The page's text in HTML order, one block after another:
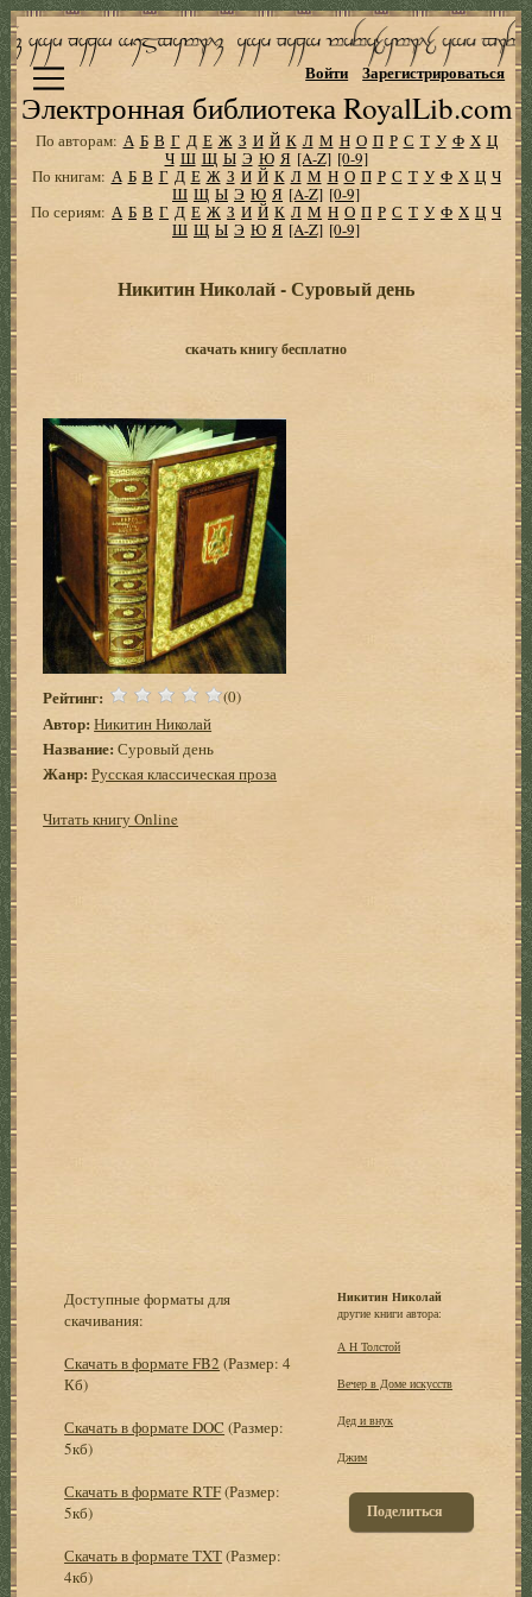
Электронная библиотека RoyalLib.com
Войти Зарегистрироваться
По авторам: А Б В Г Д Е Ж З И Й К Л М Н О П Р С Т У Ф Х Ц
Ч Ш Щ Ы Э Ю Я [A-Z] [0-9]
По книгам: А Б В Г Д Е Ж З И Й К Л М Н О П Р С Т У Ф Х Ц Ч
Ш Щ Ы Э Ю Я [A-Z] [0-9]
По сериям: А Б В Г Д Е Ж З И Й К Л М Н О П Р С Т У Ф Х Ц Ч
Ш Щ Ы Э Ю Я [A-Z] [0-9]
Никитин Николай - Суровый день
скачать книгу бесплатно
Рейтинг: (0)
Автор: Никитин Николай
Название: Суровый день
Жанр: Русская классическая проза
Читать книгу Online
Доступные форматы для
скачивания:
Скачать в формате FB2 (Размер: 4
Кб)
Скачать в формате DOC (Размер:
5кб)
Скачать в формате RTF(Размер:
5кб)
Скачать в формате TXT(Размер:
4кб)
Никитин Николай
другие книги автора:
А Н Толстой
Вечер в Доме искусств
Дед и внук
Джим
Поделиться